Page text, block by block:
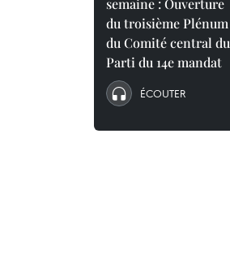
semaine : Ouverture
du troisième Plénum
du Comité central du
Parti du 14e mandat
ÉCOUTER